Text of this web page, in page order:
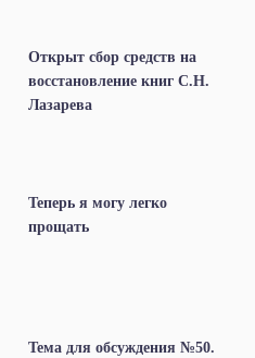
Открыт сбор средств на
восстановление книг С.Н.
Лазарева
Теперь я могу легко
прощать
Тема для обсуждения №50.